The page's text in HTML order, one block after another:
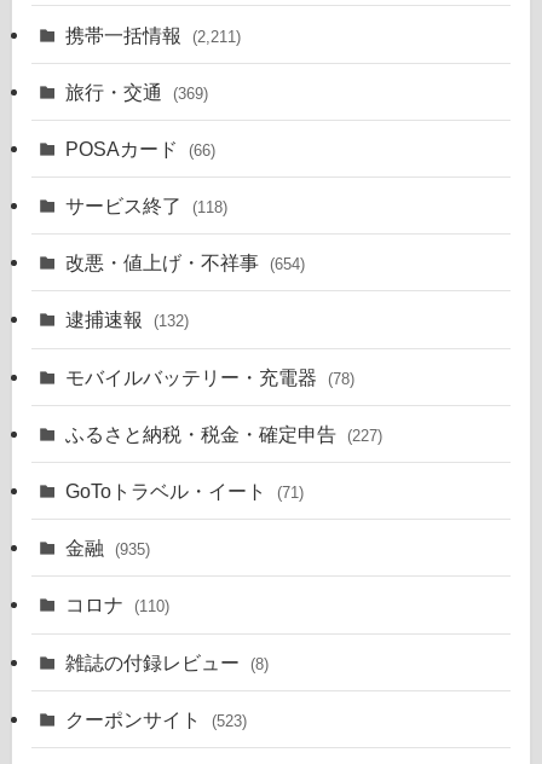
携帯一括情報 (2,211)
旅行・交通 (369)
POSAカード (66)
サービス終了 (118)
改悪・値上げ・不祥事 (654)
逮捕速報 (132)
モバイルバッテリー・充電器 (78)
ふるさと納税・税金・確定申告 (227)
GoToトラベル・イート (71)
金融 (935)
コロナ (110)
雑誌の付録レビュー (8)
クーポンサイト (523)